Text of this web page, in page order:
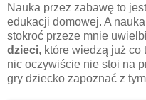
Nauka przez zabawę to
edukacji domowej. A
stokroć przeze mnie
dzieci, które wiedzą już
nic oczywiście nie stoi na
gry dziecko zapoznać z